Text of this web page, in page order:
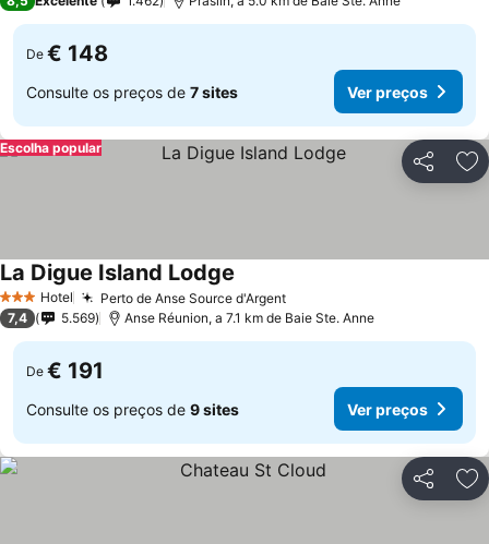
De € 148
Consulte os preços de 7 sites Ver preços
Partilhar
Escolha popular
3 EstrelasHotel Perto de Anse Source d'ArgentVer preços
La Digue Island Lodge
7,4 5.569 Anse Réunion, a 7.1 km de Baie Ste. Anne
De € 191
Consulte os preços de 9 sites Ver preços
Partilhar